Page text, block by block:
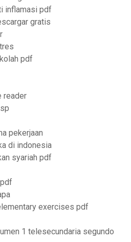
inflamasi pdf
gratis
pdf
reader
pekerjaan
di indonesia
syariah pdf
exercises pdf
1 telesecundaria segundo